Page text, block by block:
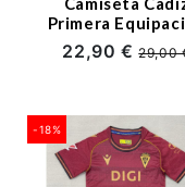
Entrenamiento
Primera
2025/2026
Niño Kit con
22,90 €29,00
-18%